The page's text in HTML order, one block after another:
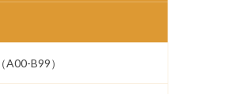
B99）